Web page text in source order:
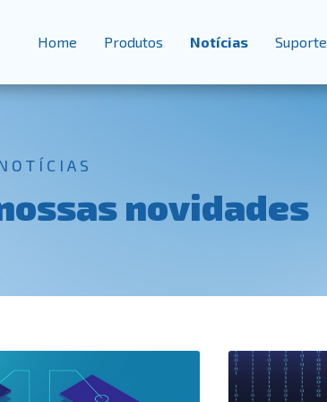
Home Produtos Notícias Suporte
novidades